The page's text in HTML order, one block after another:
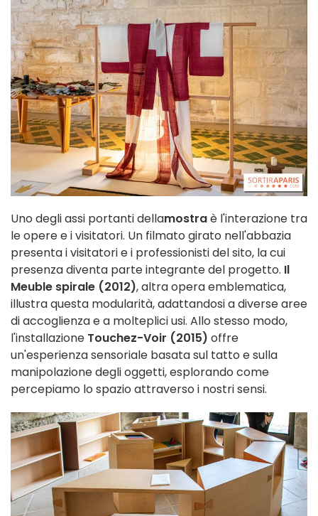
Uno degli assi portanti dellamostraè l'interazione tra
le opere e i visitatori. Un filmato girato nell'abbazia
presenta i visitatori e i professionisti del sito, la cui
presenza diventa parte integrante del progetto. Il
Meuble spirale (2012), altra opera emblematica,
illustra questa modularità, adattandosi a diverse aree
di accoglienza e a molteplici usi. Allo stesso modo,
l'installazione Touchez-Voir (2015) offre
un'esperienza sensoriale basata sul tatto e sulla
manipolazione degli oggetti, esplorando come
percepiamo lo spazio attraverso i nostri sensi.